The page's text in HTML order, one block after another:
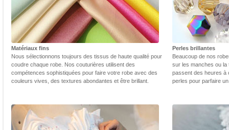
Matériaux fins
Nous sélectionnons toujours des tissus de haute qualité pour
coudre chaque robe. Nos couturières utilisent des
compétences sophistiquées pour faire votre robe avec des
couleurs vives, des textures abondantes et être brillant.
Perles brillantes
Beaucoup de nos
sur les manches ou la
passent des heures à
perles pour parfaire